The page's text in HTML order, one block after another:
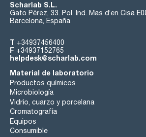
Scharlab S.L.
Gato Pérez, 33. Pol. Ind. Mas d’en Cisa
Barcelona, España
T +34937456400
F +34937152765
helpdesk@scharlab.com
Material de laboratorio
Productos químicos
Microbiología
Vidrio, cuarzo y porcelana
Cromatografía
Equipos
Consumible